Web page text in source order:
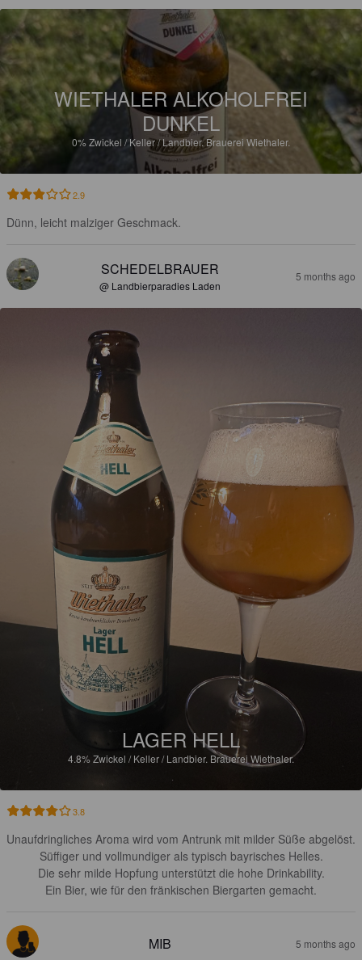
WIETHALER ALKOHOLFREI
DUNKEL
0%Zwickel / Keller / Landbier.Brauerei Wiethaler.
2.9
Dünn, leicht malziger Geschmack.
SCHEDELBRAUER
@ Landbierparadies Laden
5 months ago
LAGER HELL
4.8%Zwickel / Keller / Landbier. Brauerei Wiethaler.
3.8
Unaufdringliches Aroma wird vom Antrunk mit milder Süße abgelöst.
Süffiger und vollmundiger als typisch bayrisches Helles.
Die sehr milde Hopfung unterstützt die hohe Drinkability.
Ein Bier, wie für den fränkischen Biergarten gemacht.
MIB 5 months ago